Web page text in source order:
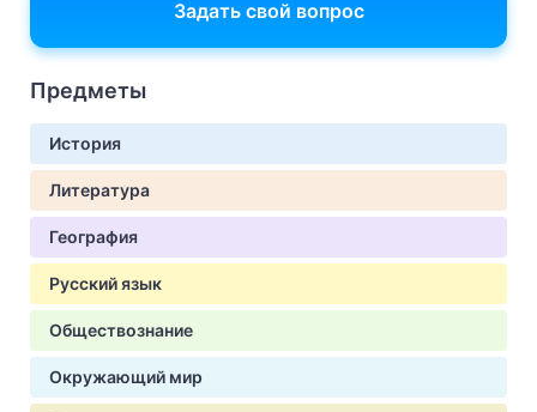
Задать свой вопрос
Предметы
История
Литература
География
Русский язык
Обществознание
Окружающий мир